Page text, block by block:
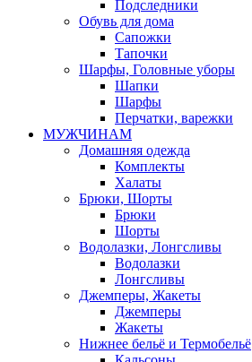
Подследники
Обувь для дома
Сапожки
Тапочки
Шарфы, Головные уборы
Шапки
Шарфы
Перчатки, варежки
МУЖЧИНАМ
Домашняя одежда
Комплекты
Халаты
Брюки, Шорты
Брюки
Шорты
Водолазки, Лонгсливы
Водолазки
Лонгсливы
Джемперы, Жакеты
Джемперы
Жакеты
Нижнее бельё и Термобельё